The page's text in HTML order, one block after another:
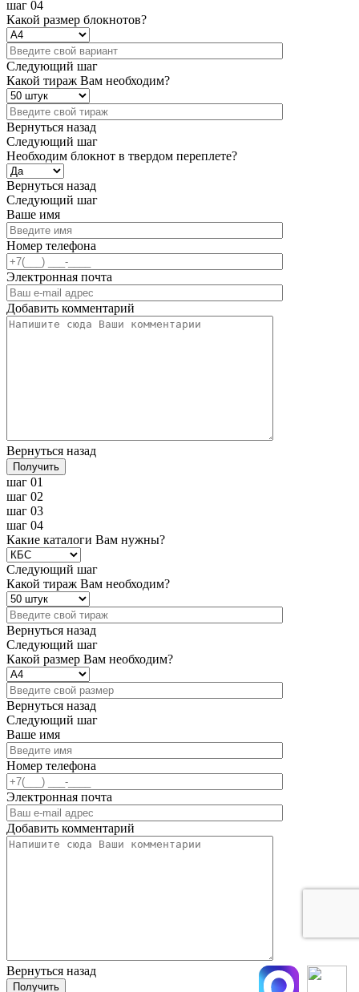
шаг 04
Какой размер блокнотов?
Следующий шаг
Какой тираж Вам необходим?
Вернуться назад
Следующий шаг
Необходим блокнот в твердом переплете?
Вернуться назад
Следующий шаг
Ваше имя
Номер телефона
Электронная почта
Добавить комментарий
Вернуться назад
Получить
шаг 01
шаг 02
шаг 03
шаг 04
Какие каталоги Вам нужны?
Следующий шаг
Какой тираж Вам необходим?
Вернуться назад
Следующий шаг
Какой размер Вам необходим?
Вернуться назад
Следующий шаг
Ваше имя
Номер телефона
Электронная почта
Добавить комментарий
Вернуться назад
Получить